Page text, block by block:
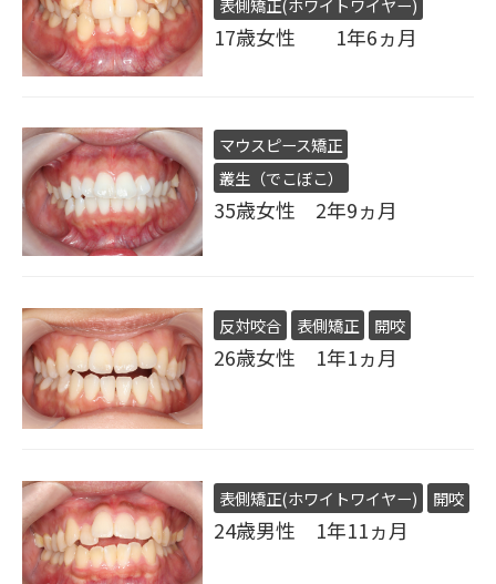
表側矯正(ホワイトワイヤー)
17歳女性 1年6ヵ月
マウスピース矯正
叢生（でこぼこ）
35歳女性 2年9ヵ月
反対咬合 表側矯正 開咬
26歳女性 1年1ヵ月
表側矯正(ホワイトワイヤー) 開咬
24歳男性 1年11ヵ月